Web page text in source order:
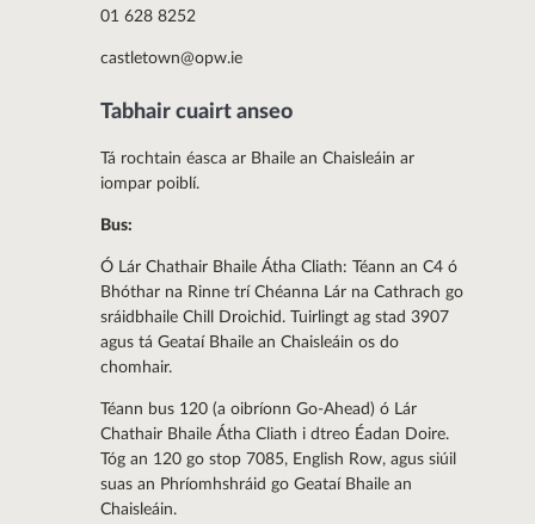
01 628 8252
castletown@opw.ie
Tabhair cuairt anseo
Tá rochtain éasca ar Bhaile an Chaisleáin ar
iompar poiblí.
Bus:
Ó Lár Chathair Bhaile Átha Cliath: Téann an C4 ó
Bhóthar na Rinne trí Chéanna Lár na Cathrach go
sráidbhaile Chill Droichid. Tuirlingt ag stad 3907
agus tá Geataí Bhaile an Chaisleáin os do
chomhair.
Téann bus 120 (a oibríonn Go-Ahead) ó Lár
Chathair Bhaile Átha Cliath i dtreo Éadan Doire.
Tóg an 120 go stop 7085, English Row, agus siúil
suas an Phríomhshráid go Geataí Bhaile an
Chaisleáin.